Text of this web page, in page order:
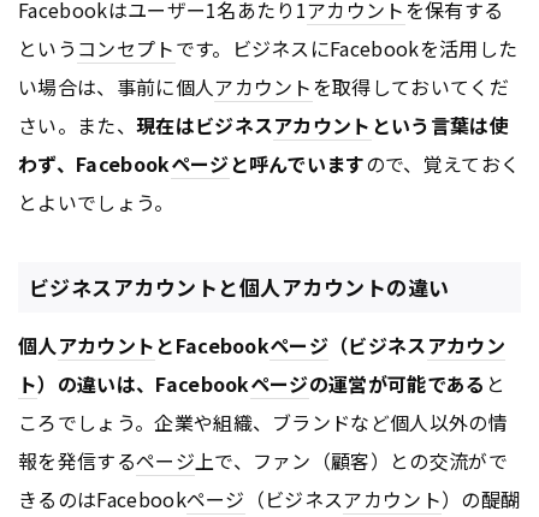
Facebookはユーザー1名あたり1アカウントを保有する
という コンセプトです。ビジネスにFacebookを活用した
い場合は、事前に個人アカウントを取得しておいてくだ
さい。また、 現在はビジネスアカウント という言葉は使
わず、Facebookページと呼んでいますので、覚えておく
とよいでしょう。
ビジネスアカウントと個人アカウントの違い
個人アカウント とFacebookページ （ビジネスアカウン
ト）の違いは、Facebookページの運営が可能である と
ころでしょう。企業や組織、ブランドなど個人以外の情
報を発信するページ上で、ファン（顧客）との交流がで
きるのはFacebookページ （ビジネスアカウント）の醍醐